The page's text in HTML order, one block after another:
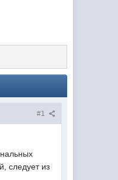
#1
следует из